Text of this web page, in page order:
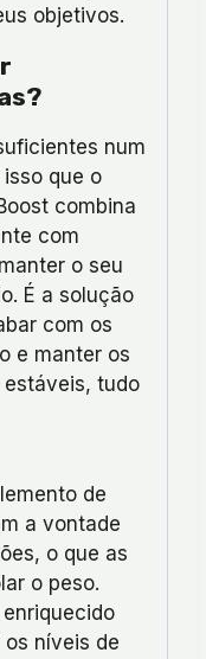
objetivos.
num
que o
combina
com
o seu
É a solução
com os
e manter os
tudo
de
a vontade
o que as
o peso.
enriquecido
níveis de